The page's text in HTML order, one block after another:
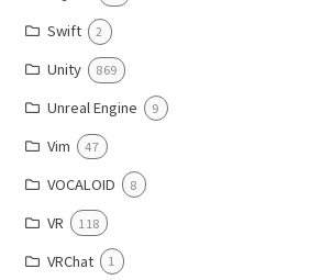
Swift 2
Unity 869
Unreal Engine 9
Vim 47
VOCALOID 8
VR 118
VRChat 1